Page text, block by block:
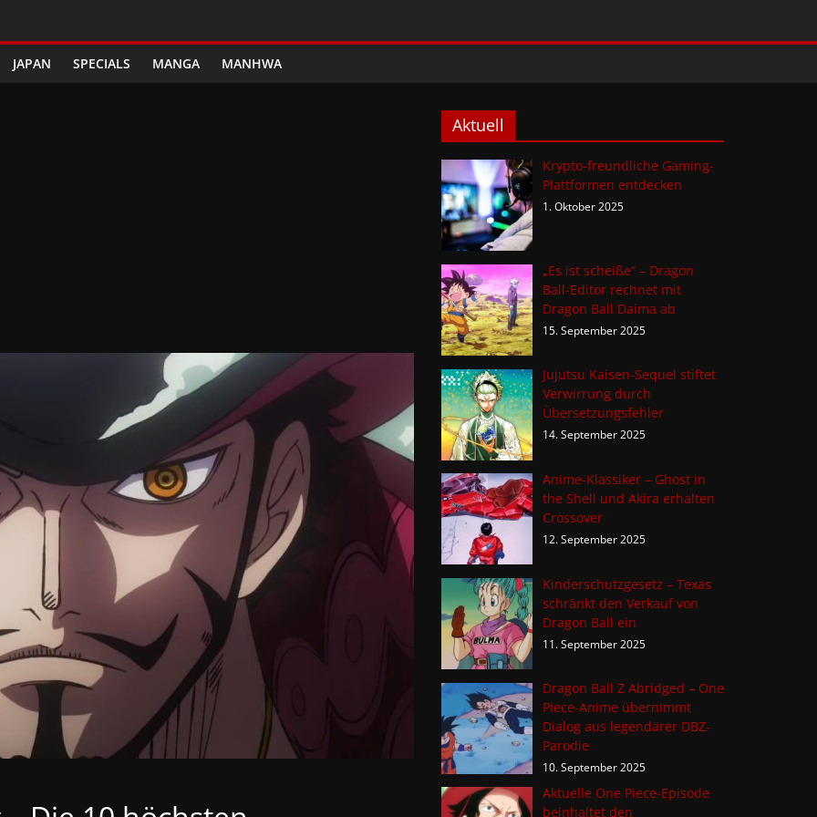
JAPAN SPECIALS MANGA MANHWA
Aktuell
Krypto-freundliche Gaming-
Plattformen entdecken
1. Oktober 2025
„Es ist scheiße“ – Dragon
Ball-Editor rechnet mit
Dragon Ball Daima ab
15. September 2025
Jujutsu Kaisen-Sequel stiftet
Verwirrung durch
Übersetzungsfehler
14. September 2025
Anime-Klassiker – Ghost in
the Shell und Akira erhalten
Crossover
12. September 2025
Kinderschutzgesetz – Texas
schränkt den Verkauf von
Dragon Ball ein
11. September 2025
Dragon Ball Z Abridged – One
Piece-Anime übernimmt
Dialog aus legendärer DBZ-
Parodie
10. September 2025
Aktuelle One Piece-Episode
beinhaltet den